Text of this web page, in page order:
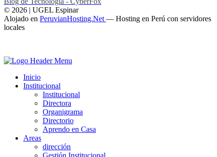
© 2026 | UGEL Espinar
Alojado en PeruvianHosting.Net — Hosting en Perú con servidores
locales
Inicio
Institucional
Institucional
Directora
Organigrama
Directorio
Aprendo en Casa
Areas
dirección
Gestión Institucional